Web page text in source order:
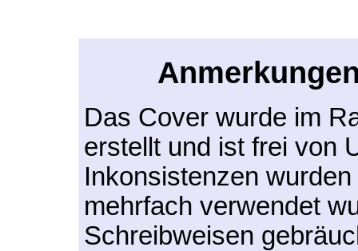
Das Cover wurde im
erstellt und ist frei von
Inkonsistenzen
mehrfach verwendet
Schreibweisen